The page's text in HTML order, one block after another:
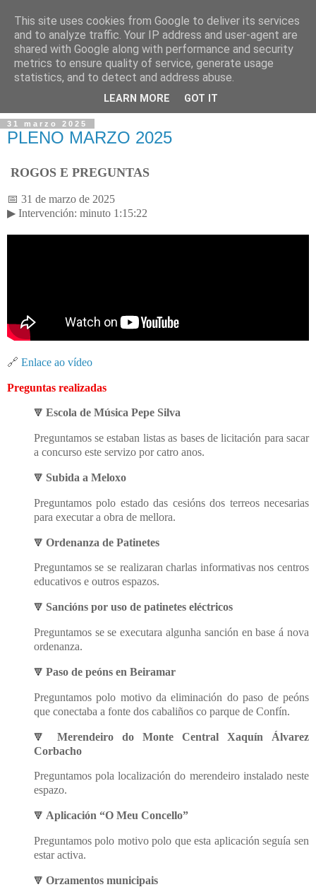
31 marzo 2025
PLENO MARZO 2025
ROGOS E PREGUNTAS
📅 31 de marzo de 2025
▶ Intervención: minuto 1:15:22
🔗 Enlace ao vídeo
Preguntas realizadas
🔻 Escola de Música Pepe Silva
Preguntamos se estaban listas as bases de licitación para sacar
a concurso este servizo por catro anos.
🔻 Subida a Meloxo
Preguntamos polo estado das cesións dos terreos necesarias
para executar a obra de mellora.
🔻 Ordenanza de Patinetes
Preguntamos se se realizaran charlas informativas nos centros
educativos e outros espazos.
🔻 Sancións por uso de patinetes eléctricos
Preguntamos se se executara algunha sanción en base á nova
ordenanza.
🔻 Paso de peóns en Beiramar
Preguntamos polo motivo da eliminación do paso de peóns
que conectaba a fonte dos cabaliños co parque de Confín.
🔻 Merendeiro do Monte Central Xaquín Álvarez
Corbacho
Preguntamos pola localización do merendeiro instalado neste
espazo.
🔻 Aplicación “O Meu Concello”
Preguntamos polo motivo polo que esta aplicación seguía sen
estar activa.
🔻 Orzamentos municipais
This site uses cookies from Google to deliver its services
and to analyze traffic. Your IP address and user-agent are
shared with Google along with performance and security
metrics to ensure quality of service, generate usage
statistics, and to detect and address abuse.
LEARN MORE GOT IT